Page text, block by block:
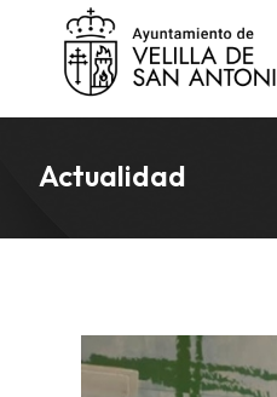
Actualidad